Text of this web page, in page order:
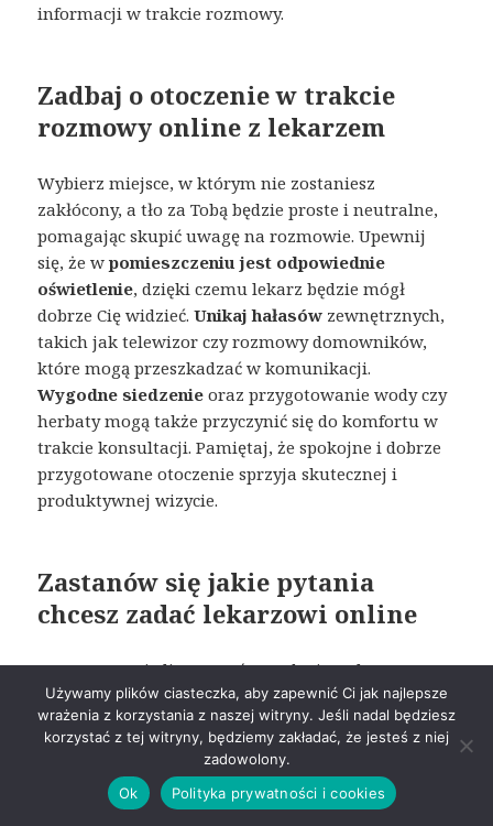
informacji w trakcie rozmowy.
Zadbaj o otoczenie w trakcie
rozmowy online z lekarzem
Wybierz miejsce, w którym nie zostaniesz
zakłócony, a tło za Tobą będzie proste i neutralne,
pomagając skupić uwagę na rozmowie. Upewnij
się, że wpomieszczeniu jest odpowiednie
oświetlenie, dzięki czemu lekarz będzie mógł
dobrze Cię widzieć.Unikaj hałasów zewnętrznych,
takich jak telewizor czy rozmowy domowników,
które mogą przeszkadzać w komunikacji.
Wygodne siedzenie oraz przygotowanie wody czy
herbaty mogą także przyczynić się do komfortu w
trakcie konsultacji. Pamiętaj, że spokojne i dobrze
przygotowane otoczenie sprzyja skutecznej i
produktywnej wizycie.
Zastanów się jakie pytania
chcesz zadać lekarzowi online
Przygotowanie listy pytań przed wirtualną
konsultacją może znacząco zwiększyć jej
efektywność. Starannie przemyśl więc, jakie
wątpliwości i obawy dotyczące Twojego zdrowia
chciałbyś wyjaśnićpodczas rozmowy. Zapisanie
pytań na kartce czy w notatniku zapobiegnie
Używamy plików ciasteczka, aby zapewnić Ci jak najlepsze
wrażenia z korzystania z naszej witryny. Jeśli nadal będziesz
korzystać z tej witryny, będziemy zakładać, że jesteś z niej
zadowolony.
Ok
Polityka prywatności i cookies